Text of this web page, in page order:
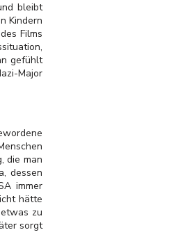
bleibt
Kindern
Films
gefühlt
Major
die man
dessen
immer
hätte
zu
sorgt